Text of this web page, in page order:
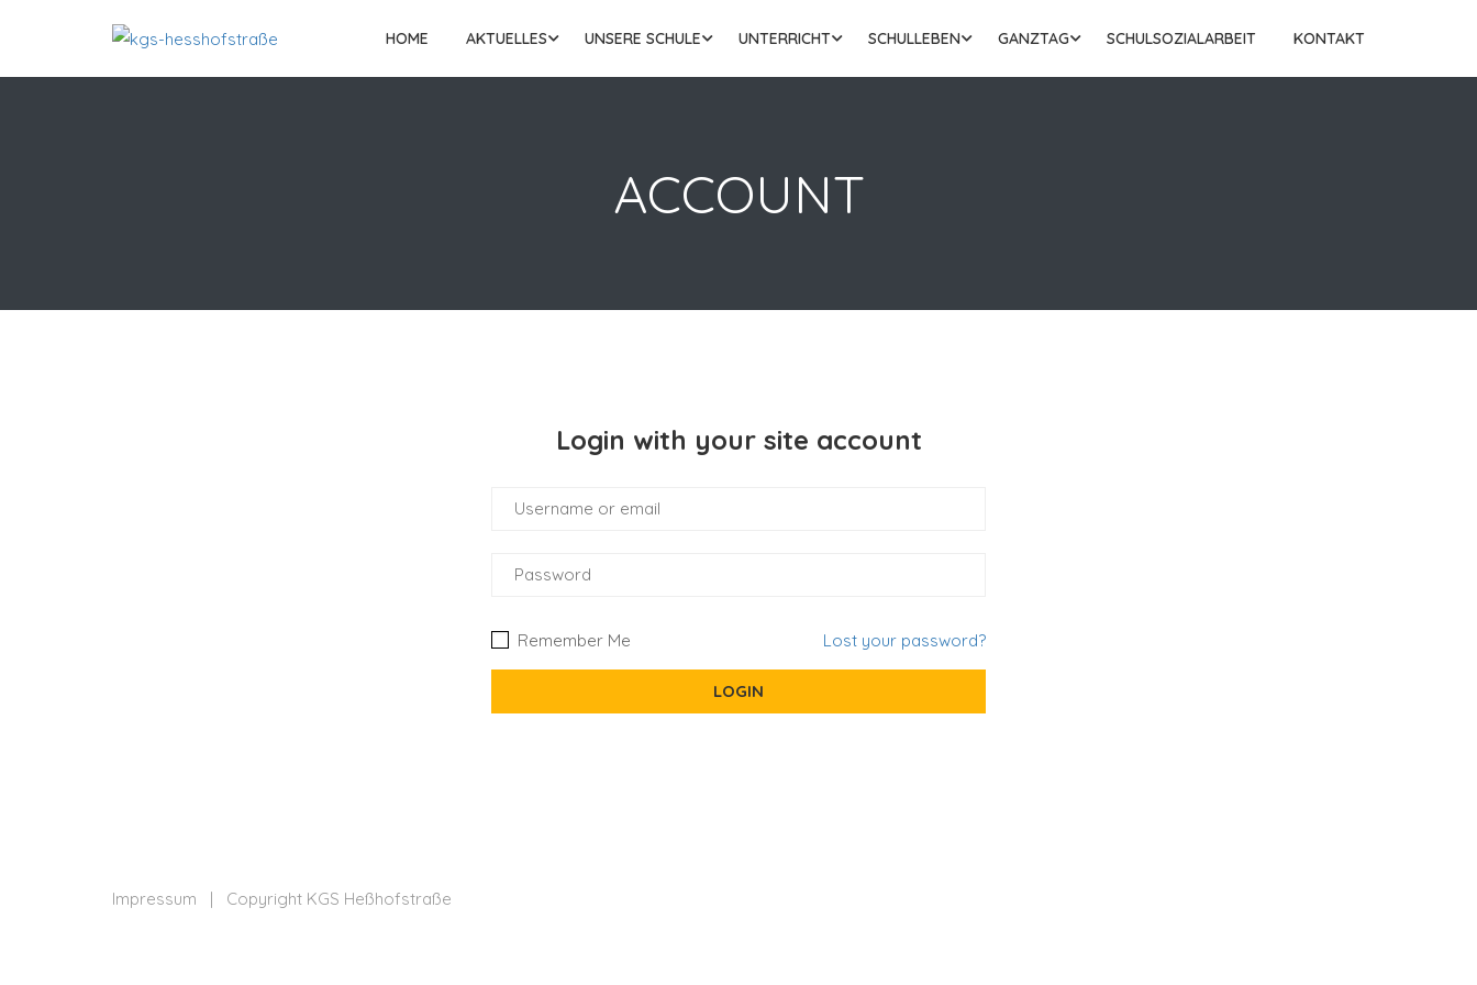
HOME AKTUELLES UNSERE SCHULE UNTERRICHT SCHULLEBEN GANZTAG SCHULSOZIALARBEIT KONTAKT
ACCOUNT
Login with your site account
Lost your password?
Remember Me
Impressum | Copyright KGS Heßhofstraße